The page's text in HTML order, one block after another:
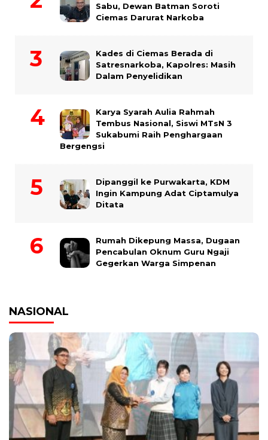
Sabu, Dewan Batman Soroti
Ciemas Darurat Narkoba
Kades di Ciemas Berada di
Satresnarkoba, Kapolres: Masih
Dalam Penyelidikan
Karya Syarah Aulia Rahmah
Tembus Nasional, Siswi MTsN 3
Sukabumi Raih Penghargaan
Bergengsi
Dipanggil ke Purwakarta, KDM
Ingin Kampung Adat Ciptamulya
Ditata
Rumah Dikepung Massa, Dugaan
Pencabulan Oknum Guru Ngaji
Gegerkan Warga Simpenan
NASIONAL